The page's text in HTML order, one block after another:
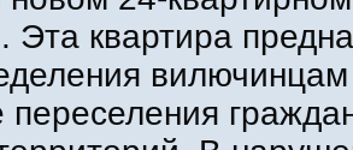
Эта квартира
переселения